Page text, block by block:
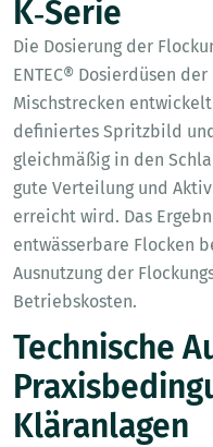
K‑Serie
Die Dosierung der
ENTEC® Dosierdüsen
Mischstrecken
definiertes Spritzbild
gleichmäßig in den
gute Verteilung und
erreicht wird. Das
entwässerbare Flocken
Ausnutzung der
Betriebskosten.
Technische
Kläranlagen